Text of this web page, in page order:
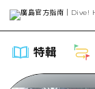
特輯